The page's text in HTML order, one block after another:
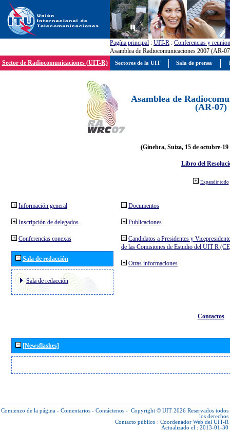
Pagína principal : UIT-R : Conferencias y
Asamblea de Radiocomunicaciones 2007 (AR-
Sector de Radiocomunicaciones (UIT-R)
Asamblea de
(AR-07)
(Ginebra, Suiza, 15 de octubre-19
Libro del
Expandir todo
Información general
Inscripción de delegados
Conferencias conexas
Sala de redacción
Sala de redacción
Documentos
Publicaciones
Candidatos a Presidentes y
de las Comisiones de Estudio del UIT R
Otras informaciones
Contactos
[Newsflashes]
Comienzo de la página - Comentarios - Contáctenos - Copyright © UIT 2026 Reservados todos
los derechos
Contacto público : Coordenador Web del UIT-R
Actualizado el : 2013-01-30
Sectores de la UIT Sala de prensa